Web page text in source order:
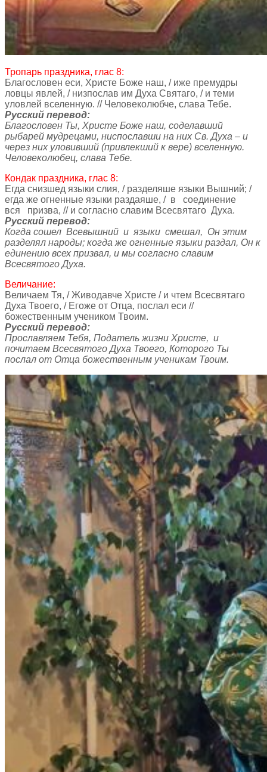
Тропарь праздника, глас 8:
Благословен еси, Христе Боже наш, / иже премудры
ловцы явлей, / низпослав им Духа Святаго, / и теми
уловлей вселенную. // Человеколюбче, слава Тебе.
Русский перевод:
Благословен Ты, Христе Боже наш, соделавший
рыбарей мудрецами, ниспославши на них Св. Духа – и
через них уловивший (привлекший к вере) вселенную.
Человеколюбец, слава Тебе.
Кондак праздника, глас 8:
Егда снизшед языки слия, / разделяше языки Вышний; /
егда же огненные языки раздаяше, / в соединение
вся призва, // и согласно славим Всесвятаго Духа.
Русский перевод:
Когда сошел Всевышний и языки смешал, Он этим
разделял народы; когда же огненные языки раздал, Он к
единению всех призвал, и мы согласно славим
Всесвятого Духа.
Величание:
Величаем Тя, / Живодавче Христе / и чтем Всесвятаго
Духа Твоего, / Егоже от Отца, послал еси //
божественным учеником Твоим.
Русский перевод:
Прославляем Тебя, Податель жизни Христе, и
почитаем Всесвятого Духа Твоего, Которого Ты
послал от Отца божественным ученикам Твоим.